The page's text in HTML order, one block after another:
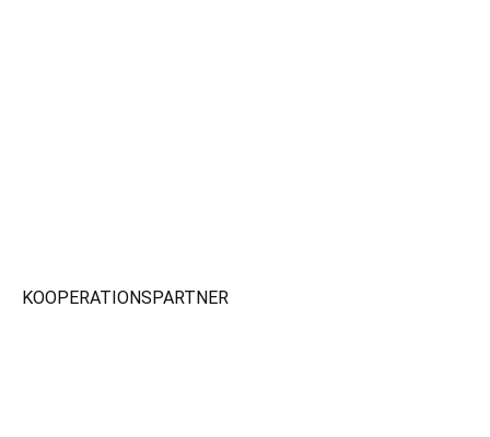
KOOPERATIONSPARTNER